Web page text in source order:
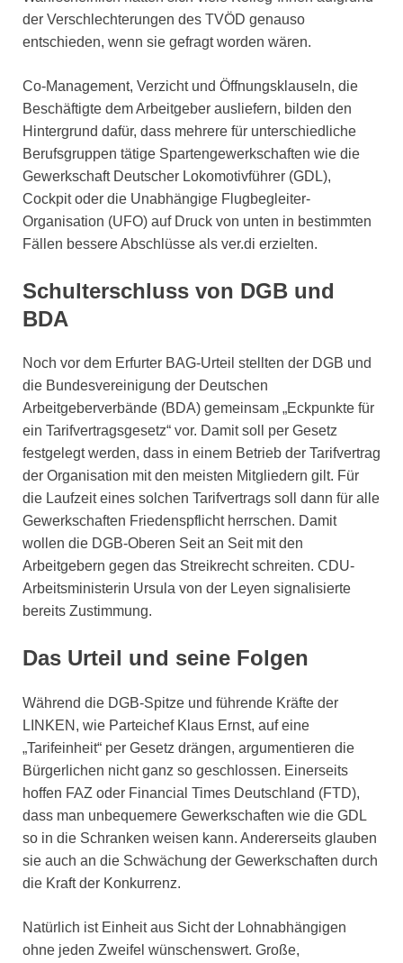
der Verschlechterungen des TVÖD genauso
entschieden, wenn sie gefragt worden wären.
Co-Management, Verzicht und Öffnungsklauseln, die
Beschäftigte dem Arbeitgeber ausliefern, bilden den
Hintergrund dafür, dass mehrere für unterschiedliche
Berufsgruppen tätige Spartengewerkschaften wie die
Gewerkschaft Deutscher Lokomotivführer (GDL),
Cockpit oder die Unabhängige Flugbegleiter-
Organisation (UFO) auf Druck von unten in bestimmten
Fällen bessere Abschlüsse als ver.di erzielten.
Schulterschluss von DGB und
BDA
Noch vor dem Erfurter BAG-Urteil stellten der DGB und
die Bundesvereinigung der Deutschen
Arbeitgeberverbände (BDA) gemeinsam „Eckpunkte für
ein Tarifvertragsgesetz“ vor. Damit soll per Gesetz
festgelegt werden, dass in einem Betrieb der Tarifvertrag
der Organisation mit den meisten Mitgliedern gilt. Für
die Laufzeit eines solchen Tarifvertrags soll dann für alle
Gewerkschaften Friedenspflicht herrschen. Damit
wollen die DGB-Oberen Seit an Seit mit den
Arbeitgebern gegen das Streikrecht schreiten. CDU-
Arbeitsministerin Ursula von der Leyen signalisierte
bereits Zustimmung.
Das Urteil und seine Folgen
Während die DGB-Spitze und führende Kräfte der
LINKEN, wie Parteichef Klaus Ernst, auf eine
„Tarifeinheit“ per Gesetz drängen, argumentieren die
Bürgerlichen nicht ganz so geschlossen. Einerseits
hoffen FAZ oder Financial Times Deutschland (FTD),
dass man unbequemere Gewerkschaften wie die GDL
so in die Schranken weisen kann. Andererseits glauben
sie auch an die Schwächung der Gewerkschaften durch
die Kraft der Konkurrenz.
Natürlich ist Einheit aus Sicht der Lohnabhängigen
ohne jeden Zweifel wünschenswert. Große,